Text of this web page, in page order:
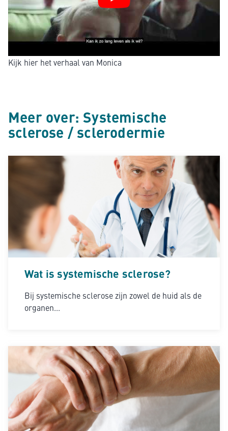
Kijk hier het verhaal van Monica
Meer over: Systemische
sclerose / sclerodermie
Wat is systemische sclerose?
Bij systemische sclerose zijn zowel de huid als de
organen...